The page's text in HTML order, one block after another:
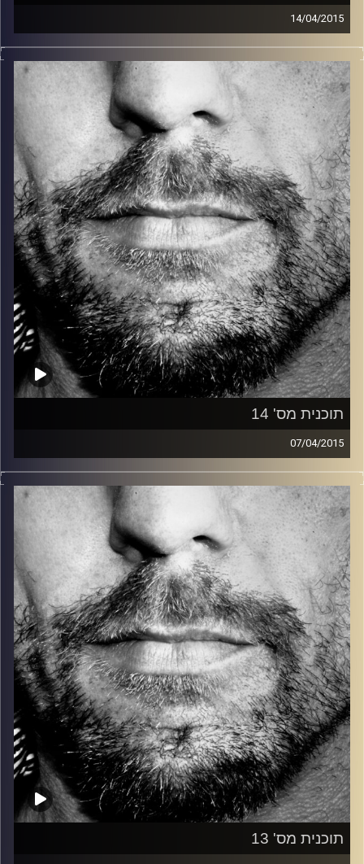
14/04/2015
זיפים, מוזיקה מחוספסת של הופעות חיות. הרבה ג'אם, רוק,
בלוז, bluegrass, ג'אז, Fאנק, פרוגרסיב ואפילו אלקטרוניקה.
כל מה שחי, אמיתי ונושם.
עם שמוליק רגב.
קרדיט תמונות: David Goehring
תוכנית מס' 14
07/04/2015
זיפים, מוזיקה מחוספסת של הופעות חיות. הרבה ג'אם, רוק,
בלוז, bluegrass, ג'אז, Fאנק, פרוגרסיב ואפילו אלקטרוניקה.
כל מה שחי, אמיתי ונושם.
עם שמוליק רגב.
קרדיט תמונות: David Goehring
תוכנית מס' 13